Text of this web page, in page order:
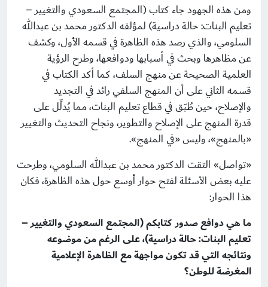
ومن هذه الجهود جاء كتاب (المجتمع السعودي والتغيير –
تعليم البنات: حالة دراسية) لمؤلفه الدكتور محمد بن عبدالله
السلومي، والذي رصد هذه الظاهرة في قسمه الأول، وكشف
عن مظاهرها وبحث في أسبابها ودوافعها، وطرح الرؤية
العلمية الصحيحة عن منهج السلف، كما أكد الكتاب في
قسمه الثاني على أن المنهج السلفي رائد في التجديد
والإصلاح، حين طُبّق في قطاع تعليم البنات، مما يُدلِّل على
قدرة المنهج على الإصلاح والتطوير، ونجاح التحديث والتغيير
«بالمنهج»، وليس «في المنهج».
«تواصل» التقت الدكتور محمد بن عبدالله السلومي، وطرحت
عليه بعض الأسئلة لفتح حوار أوسع حول هذه الظاهرة، فكان
هذا الحوار:
ما هي دوافع صدور كتابكم (المجتمع السعودي والتغيير –
تعليم البنات: حالة دراسية)، على الرغم من موضوعه
ونتائجه التي قد تكون مواجهة مع الظاهرة الإعلامية
المغرضة للوطن؟